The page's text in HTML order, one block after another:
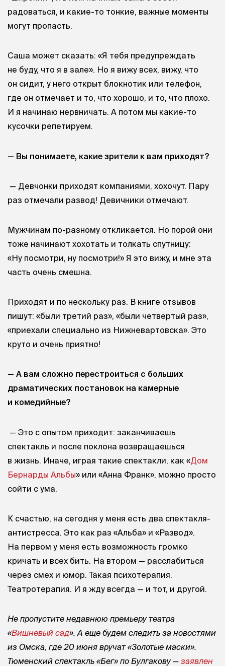
радоваться, и какие-то тонкие, важные моменты
могут пропасть.
Саша может сказать: «Я тебя предупреждать
не буду, что я в зале». Но я вижу всех, вижу, что
он сидит, у него открыт блокнотик или телефон,
где он отмечает и то, что хорошо, и то, что плохо.
И я начинаю нервничать. А потом мы какие-то
кусочки репетируем.
— Вы понимаете, какие зрители к вам приходят?
— Девчонки приходят компаниями, хохочут. Пару
раз отмечали развод! Девичники отмечают.
Мужчинам по-разному откликается. Но порой они
тоже начинают хохотать и толкать спутницу:
«Ну посмотри, ну посмотри!» Я это вижу, и мне эта
часть очень смешна.
Приходят и по нескольку раз. В книге отзывов
пишут: «были третий раз», «были четвертый раз»,
«приехали специально из Нижневартовска». Это
круто и очень приятно!
— А вам сложно перестроиться с больших
драматических постановок на камерные
и комедийные?
— Это с опытом приходит: заканчиваешь
спектакль и после поклона возвращаешься
в жизнь. Иначе, играя такие спектакли, как «Дом
Бернарды Альбы» или «Анна Франк», можно просто
сойти с ума.
К счастью, на сегодня у меня есть два спектакля-
антистресса. Это как раз «Альба» и «Развод».
На первом у меня есть возможность громко
кричать и всех бить. На втором — расслабиться
через смех и юмор. Такая психотерапия.
Театротерапия. И я жду всегда — и тот, и другой.
Не пропустите недавнюю премьеру театра
«Вишневый сад». А еще будем следить за новостями
из Омска, где 20 июня вручат «Золотые маски».
Тюменский спектакль «Бег» по Булгакову — заявлен